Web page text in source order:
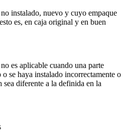
instalado, nuevo y cuyo empaque
es, en caja original y en buen
es aplicable cuando una parte
se haya instalado incorrectamente o
diferente a la definida en la